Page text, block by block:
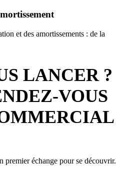
et des amortissements : de la
LANCER ?
VOUS
premier échange pour se découvrir.